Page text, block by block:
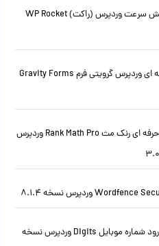
افزونه فارسی افزایش سرعت وردپرس (راکت) WP Rocket
افزونه فرم ساز حرفه ای وردپرس گرویتی فرم Gravity Forms
دانلود افزونه سئو حرفه ای رنک مث Rank Math Pro وردپرس
افزونه ثبت نام و ورود شماره موبایل Digits وردپرس نسخه